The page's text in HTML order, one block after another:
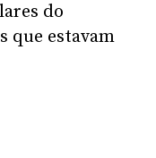
do
que estavam